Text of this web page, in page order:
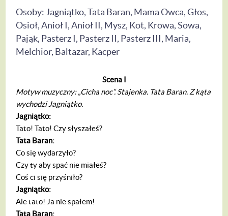
Osoby: Jagniątko, Tata Baran, Mama Owca, Głos,
Osioł, Anioł I, Anioł II, Mysz, Kot, Krowa, Sowa,
Pająk, Pasterz I, Pasterz II, Pasterz III, Maria,
Melchior, Baltazar, Kacper
Scena I
Motyw muzyczny: „Cicha noc”. Stajenka. Tata Baran. Z kąta
wychodzi Jagniątko.
Jagniątko:
Tato! Tato! Czy słyszałeś?
Tata Baran:
Co się wydarzyło?
Czy ty aby spać nie miałeś?
Coś ci się przyśniło?
Jagniątko:
Ale tato! Ja nie spałem!
Tata Baran: